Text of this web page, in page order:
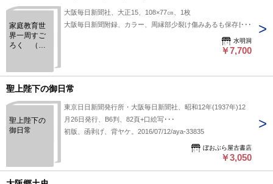
家庭教育世
界一周すご
ろく （双
大阪毎日新聞社、大正15、108×77㎝、1枚
大阪毎日新聞附録、カラー、周縁部少裂け傷みあるも保存良好
水明洞
￥7,700
聖上陛下の御日常
聖上陛下の
御日常
東京日日新聞発行所・大阪毎日新聞社、昭和12年(1937年)12
月26日発行、B6判、82頁+口絵写･･･
初版、函剥げ、背ヤケ。2016/07/12/aya-33835
ぼおぶら屋古書店
￥3,050